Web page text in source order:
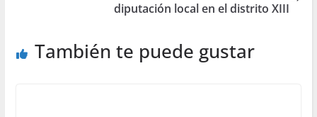
diputación local en el distrito XIII
También te puede gustar